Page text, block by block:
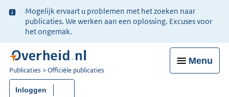
Ter
informatie:
Mogelijk ervaart u problemen met het zoeken naar
publicaties. We werken aan een oplossing. Excuses voor
het ongemak.
Menu
U
bent
nu
Publicaties Officiële publicaties
Inloggen